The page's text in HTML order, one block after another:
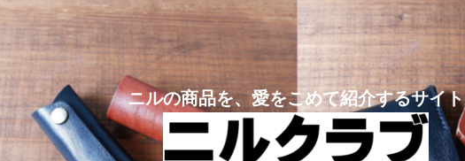
ニルの商品を、愛をこめて紹介するサイト